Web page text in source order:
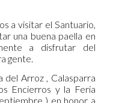
a visitar el Santuario,
una buena paella en
a disfrutar del
gente.
del Arroz , Calasparra
Encierros y la Feria
) en honor a